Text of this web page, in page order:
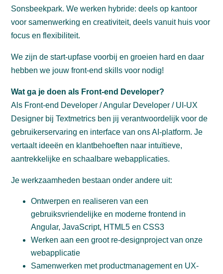
Sonsbeekpark. We werken hybride: deels op kantoor
voor samenwerking en creativiteit, deels vanuit huis voor
focus en flexibiliteit.
We zijn de start-upfase voorbij en groeien hard en daar
hebben we jouw front-end skills voor nodig!
Wat ga je doen als Front-end Developer?
Als Front-end Developer / Angular Developer / UI-UX
Designer bij Textmetrics ben jij verantwoordelijk voor de
gebruikerservaring en interface van ons AI-platform. Je
vertaalt ideeën en klantbehoeften naar intuïtieve,
aantrekkelijke en schaalbare webapplicaties.
Je werkzaamheden bestaan onder andere uit:
Ontwerpen en realiseren van een
gebruiksvriendelijke en moderne frontend in
Angular, JavaScript, HTML5 en CSS3
Werken aan een groot re-designproject van onze
webapplicatie
Samenwerken met productmanagement en UX-